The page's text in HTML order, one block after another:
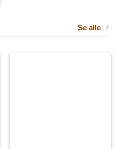
Se alle